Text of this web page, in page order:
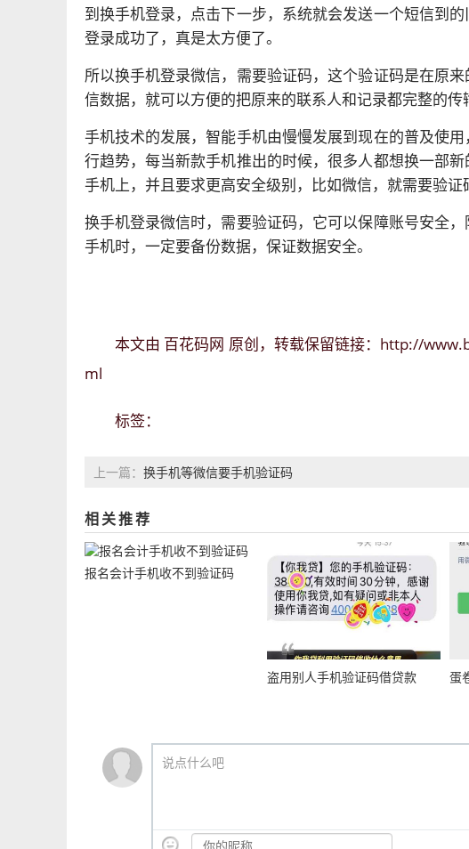
到换手机登录，点击下一步，系统就会发送一个短信到
登录成功了，真是太方便了。
所以换手机登录微信，需要验证码，这个验证码是在原
信数据，就可以方便的把原来的联系人和记录都完整的传
手机技术的发展，智能手机由慢慢发展到现在的普及使
行趋势，每当新款手机推出的时候，很多人都想换一部
手机上，并且要求更高安全级别，比如微信，就需要验证
换手机登录微信时，需要验证码，它可以保障账号安全
手机时，一定要备份数据，保证数据安全。
本文由 百花码网 原创，转载保留链接： http://
ml
标签：
上一篇： 换手机等微信要手机验证码
相关推荐
报名会计手机收不到验证码
盗用别人手机验证码借贷款 蛋
说点什么吧